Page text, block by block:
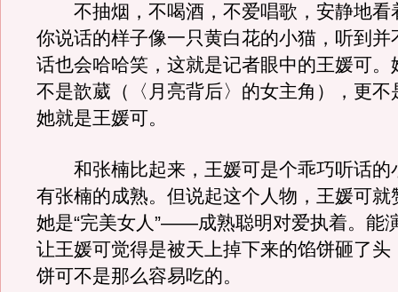
不抽烟，不喝酒，不爱唱歌，安静地看
你说话的样子像一只黄白花的小猫，听到并
话也会哈哈笑，这就是记者眼中的王媛可。
不是歆葳（〈月亮背后〉的女主角），更不
她就是王媛可。
和张楠比起来，王媛可是个乖巧听话的
有张楠的成熟。但说起这个人物，王媛可就
她是“完美女人”——成熟聪明对爱执着。能
让王媛可觉得是被天上掉下来的馅饼砸了头
饼可不是那么容易吃的。